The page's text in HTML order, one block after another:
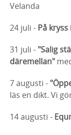
Velanda
24 juli - På
31 juli - "Salig
däremellan"
7 augusti -
läs en dikt. Vi
14 augusti -